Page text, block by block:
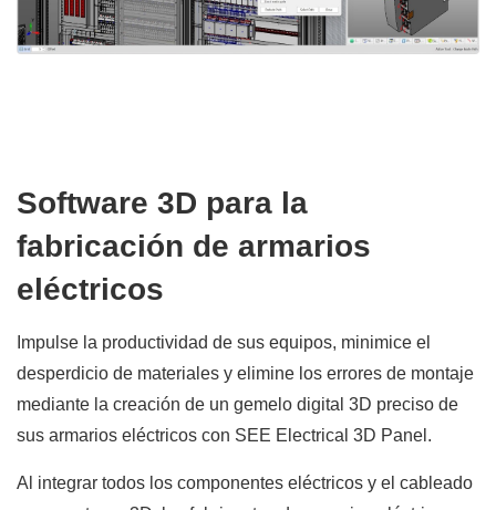
Software 3D para la
fabricación de armarios
eléctricos
Impulse la productividad de sus equipos, minimice el
desperdicio de materiales y elimine los errores de montaje
mediante la creación de un gemelo digital 3D preciso de
sus armarios eléctricos con SEE Electrical 3D Panel.
Al integrar todos los componentes eléctricos y el cableado